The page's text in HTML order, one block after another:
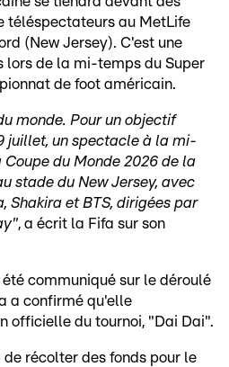
téléspectateurs au MetLife
(New Jersey). C'est une
de la mi-temps du Super
de foot américain.
monde. Pour un objectif
juillet, un spectacle à la mi-
du Monde 2026 de la
stade du New Jersey, avec
Shakira et BTS, dirigées par
, a écrit la Fifa sur son
communiqué sur le déroulé
a confirmé qu'elle
officielle du tournoi, "Dai Dai".
récolter des fonds pour le